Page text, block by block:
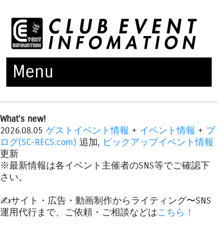
Menu
What's new!
2026.08.05 ゲストイベント情報 + イベント情報 + ブ
ログ(SC-RECS.com) 追加, ピックアップイベント情報
更新
※最新情報は各イベント主催者のSNS等でご確認下
さい。
✍️サイト・広告・動画制作からライティング〜SNS
運用代行まで、ご依頼・ご相談などはこちら！